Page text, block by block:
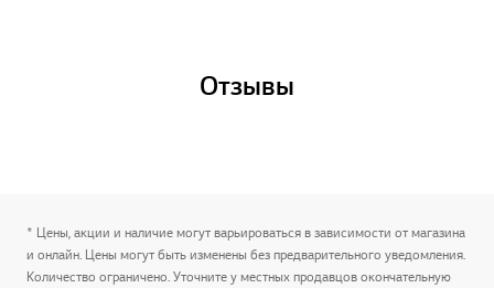
Отзывы
* Цены, акции и наличие могут варьироваться в зависимости от магазина
и онлайн. Цены могут быть изменены без предварительного уведомления.
Количество ограничено. Уточните у местных продавцов окончательную